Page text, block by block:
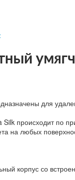
для
происходит по
на любых
корпус со